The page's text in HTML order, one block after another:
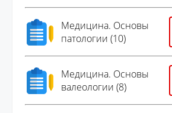
Медицина. Основы
патологии (10)
Медицина. Основы
валеологии (8)